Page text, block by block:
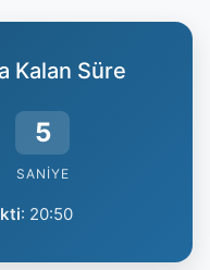
Kalan Süre
5
SANIYE
: 20:50